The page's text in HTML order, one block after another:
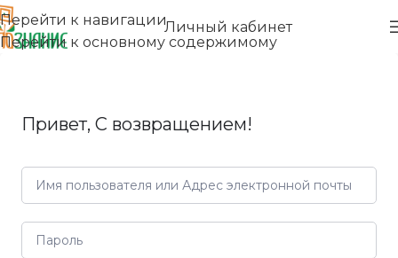
Перейти к навигации
Перейти к основному содержимому
Личный кабинет
Привет, С возвращением!